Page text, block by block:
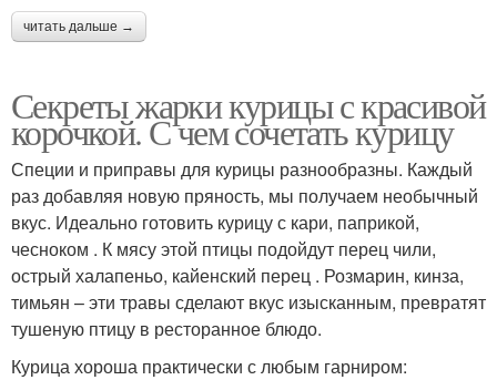
читать дальше →
Секреты жарки курицы с красивой
корочкой. С чем сочетать курицу
Специи и приправы для курицы разнообразны. Каждый
раз добавляя новую пряность, мы получаем необычный
вкус. Идеально готовить курицу с кари, паприкой,
чесноком . К мясу этой птицы подойдут перец чили,
острый халапеньо, кайенский перец . Розмарин, кинза,
тимьян – эти травы сделают вкус изысканным, превратят
тушеную птицу в ресторанное блюдо.
Курица хороша практически с любым гарниром: